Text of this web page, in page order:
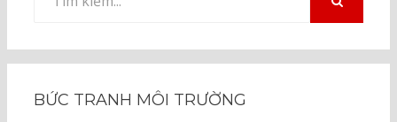
kiếm
BỨC TRANH MÔI TRƯỜNG